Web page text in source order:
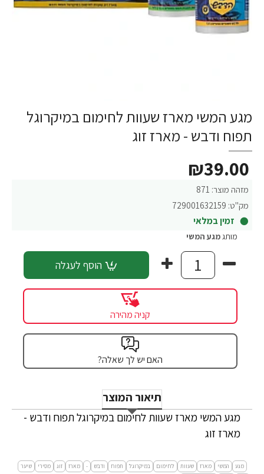
מגע המשי מארז שעוות לחימום במיקרוגל
תפוח ודבש - מארז זוג
מזהה מוצר: 871
מק"ט: 729001632159
זמין במלאי
₪39.00
מותגמגע המשי
הוסף לעגלה
קניה מהירה
האם יש לך שאלה?
תיאור המוצר
מגע המשי מארז שעוות לחימום במיקרוגל תפוח ודבש -
מארז זוג
מגע המשי מארז שעוות לחימום במיקרוגל תפוח ודבש - מארז זוג מסירי
שיער